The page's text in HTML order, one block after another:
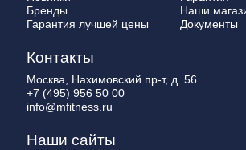
Бренды
Гарантия лучшей цены
Наши
Документы
Контакты
Москва, Нахимовский пр-т, д. 56
+7 (495) 956 50 00
info@mfitness.ru
Наши сайты